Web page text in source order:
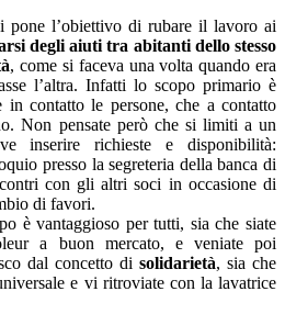
pone l’obiettivo di rubare il lavoro ai
degli aiuti tra abitanti dello stesso
, come si faceva una volta quando era
l’altra. Infatti lo scopo primario è
in contatto le persone, che a contatto
Non pensate però che si limiti a un
inserire richieste e disponibilità:
presso la segreteria della banca di
con gli altri soci in occasione di
di favori.
è vantaggioso per tutti, sia che siate
a buon mercato, e veniate poi
dal concetto di solidarietà, sia che
e vi ritroviate con la lavatrice